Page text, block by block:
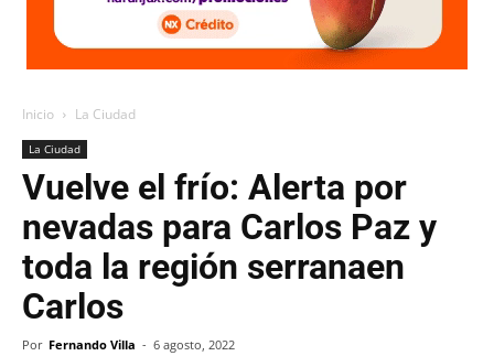
Inicio La Ciudad
La Ciudad
Vuelve el frío: Alerta por
nevadas para Carlos Paz y
toda la región serranaen
Carlos
Por Fernando Villa - 6 agosto, 2022